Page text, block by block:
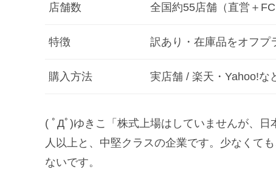
店舗数 全国約55店舗（直営＋FC
特徴 訳あり・在庫品をオフプ
購入方法 実店舗 / 楽天・Yahoo!な
( ﾟДﾟ)ゆきこ「株式上場はしていませんが、
人以上と、中堅クラスの企業です。少なくて
ないです。